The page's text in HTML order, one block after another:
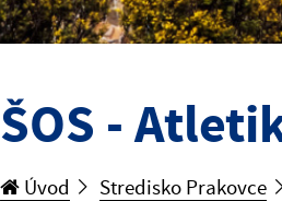
ŠOS -
Úvod Stredisko Prakovce